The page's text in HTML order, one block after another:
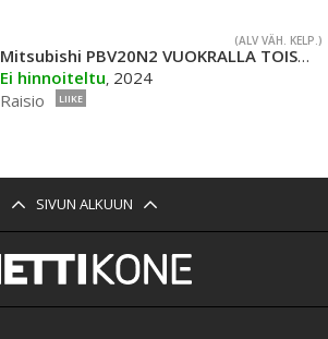
(ALV VÄH. KELP.)
Mitsubishi PBV20N2 VUOKRALLA TOISTAISEKSI
Ei hinnoiteltu, 2024
Raisio
LIIKE
SIVUN ALKUUN